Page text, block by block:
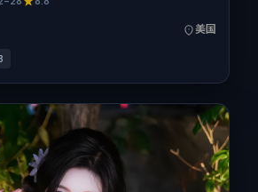
长140分钟。
美国